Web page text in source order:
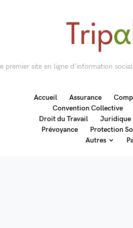
premier site en ligne d'information
Accueil Assurance
Convention Collective
Droit du Travail
Juridique
Prévoyance
Protection
Autres